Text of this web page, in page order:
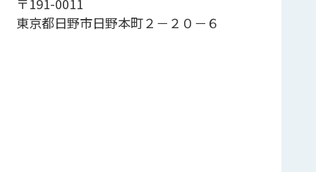
東京都日野市日野本町２－２０－６